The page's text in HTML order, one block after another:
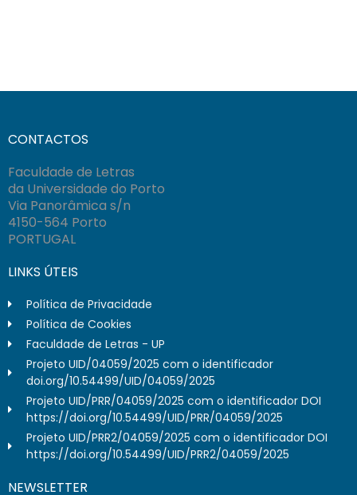
CONTACTOS
Faculdade de Letras
da Universidade do Porto
Via Panorâmica s/n
4150-564 Porto
PORTUGAL
LINKS ÚTEIS
Política de Privacidade
Política de Cookies
Faculdade de Letras - UP
Projeto UID/04059/2025 com o identificador
doi.org/10.54499/UID/04059/2025
Projeto UID/PRR/04059/2025 com o identificador DOI
https://doi.org/10.54499/UID/PRR/04059/2025
Projeto UID/PRR2/04059/2025 com o identificador DOI
https://doi.org/10.54499/UID/PRR2/04059/2025
NEWSLETTER